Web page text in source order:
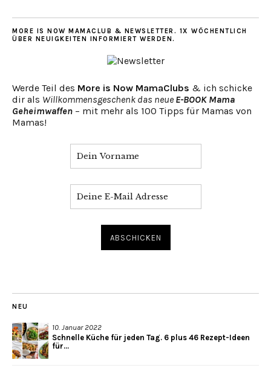
MORE IS NOW MAMACLUB & NEWSLETTER. 1X WÖCHENTLICH
ÜBER NEUIGKEITEN INFORMIERT WERDEN.
Werde Teil des More is Now MamaClubs & ich schicke
dir als Willkommensgeschenk das neue E-BOOK Mama
Geheimwaffen – mit mehr als 100 Tipps für Mamas von
Mamas!
NEU
10. Januar 2022
Schnelle Küche für jeden Tag. 6 plus 46 Rezept-Ideen
für...